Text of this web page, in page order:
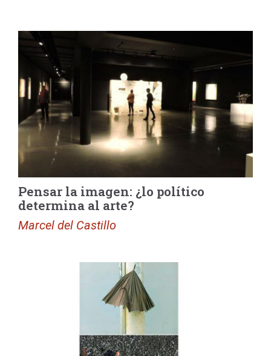
Pensar la imagen: ¿lo político
determina al arte?
Marcel del Castillo